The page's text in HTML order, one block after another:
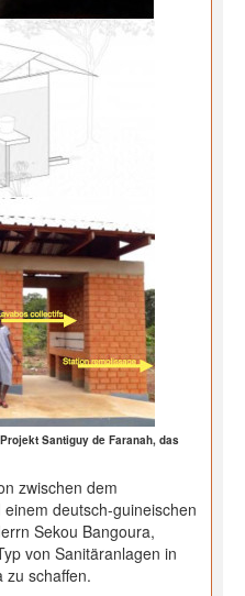
Santiguy de Faranah, das
zwischen dem
deutsch-guineischen
Sekou Bangoura,
von Sanitäranlagen in
zu schaffen.